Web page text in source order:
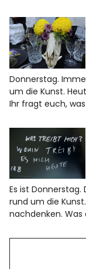
Donnerstag.
um die Kunst.
Ihr fragt euch,
Es ist
rund um die
nachdenken. Was